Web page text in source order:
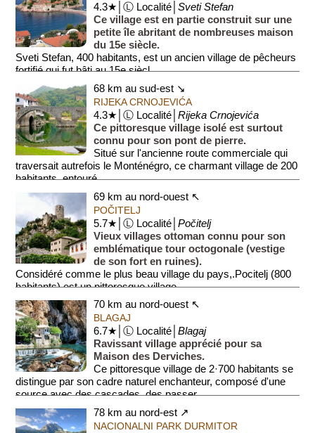
4.3★│Ⓛ Localité│Sveti Stefan
Ce village est en partie construit sur une
petite île abritant de nombreuses maison
du 15e siècle.
Sveti Stefan, 400 habitants, est un ancien village de pêcheurs
fortifié qui fut bâti au 15e siècl...
68 km au sud-est ↘
RIJEKA CRNOJEVIĆA
4.3★│Ⓛ Localité│Rijeka Crnojevića
Ce pittoresque village isolé est surtout
connu pour son pont de pierre.
Situé sur l'ancienne route commerciale qui
traversait autrefois le Monténégro, ce charmant village de 200
habitants, entouré ...
69 km au nord-ouest ↖
POČITELJ
5.7★│Ⓛ Localité│Počitelj
Vieux villages ottoman connu pour son
emblématique tour octogonale (vestige
de son fort en ruines).
Considéré comme le plus beau village du pays,.Pocitelj (800
habitants) est un pittoresque village...
70 km au nord-ouest ↖
BLAGAJ
6.7★│Ⓛ Localité│Blagaj
Ravissant village apprécié pour sa
Maison des Derviches.
Ce pittoresque village de 2·700 habitants se
distingue par son cadre naturel enchanteur, composé d'une
source avec des cascades, des passer...
78 km au nord-est ↗
NACIONALNI PARK DURMITOR